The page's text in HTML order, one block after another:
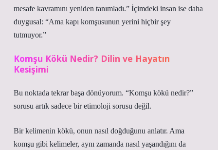
mesafe kavramını yeniden tanımladı.” İçimdeki insan ise daha
duygusal: “Ama kapı komşusunun yerini hiçbir şey
tutmuyor.”
Komşu Kökü Nedir? Dilin ve Hayatın
Kesişimi
Bu noktada tekrar başa dönüyorum. “Komşu kökü nedir?”
sorusu artık sadece bir etimoloji sorusu değil.
Bir kelimenin kökü, onun nasıl doğduğunu anlatır. Ama
komşu gibi kelimeler, aynı zamanda nasıl yaşandığını da